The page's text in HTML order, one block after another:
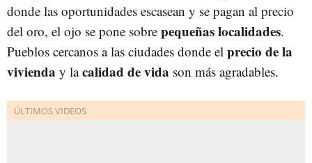
donde las oportunidades escasean y se pagan al precio
del oro, el ojo se pone sobre pequeñas localidades.
Pueblos cercanos a las ciudades donde el precio de la
vivienda y lacalidad de vida son más agradables.